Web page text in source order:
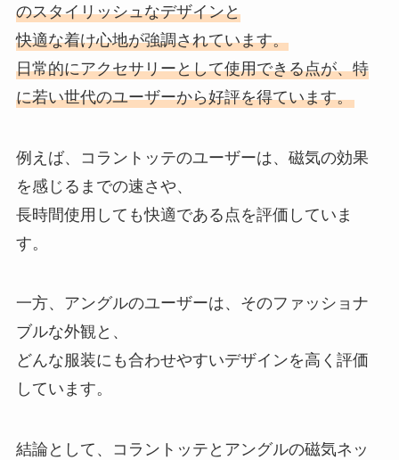
のスタイリッシュなデザインと
快適な着け心地が強調されています。
日常的にアクセサリーとして使用できる点が、特
に若い世代のユーザーから好評を得ています。
例えば、コラントッテのユーザーは、磁気の効果
を感じるまでの速さや、
長時間使用しても快適である点を評価していま
す。
一方、アングルのユーザーは、そのファッショナ
ブルな外観と、
どんな服装にも合わせやすいデザインを高く評価
しています。
結論として、コラントッテとアングルの磁気ネッ